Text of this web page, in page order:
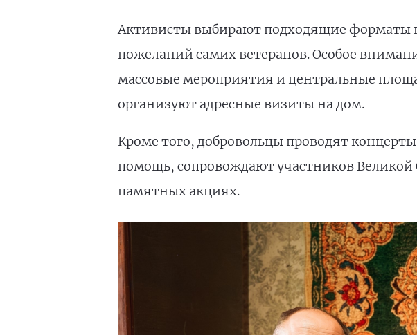
Активисты выбирают подходящие форматы
пожеланий самих ветеранов. Особое
массовые мероприятия и центральные
организуют адресные визиты на дом.
Кроме того, добровольцы проводят
помощь, сопровождают участников
памятных акциях.